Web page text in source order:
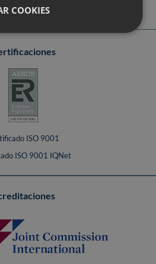
ISO 9001
ISO 9001 IQNet
COOKIES